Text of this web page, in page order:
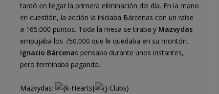
tardó en llegar la primera eliminación del día. En la mano
en cuestión, la acción la iniciaba Bárcenas con un raise
a 165.000 puntos. Toda la mesa se tiraba y Mazvydas
empujaba los 750.000 que le quedaba en su montón.
Ignacio Bárcenas pensaba durante unos instantes,
pero terminaba pagando.
Mazvydas: